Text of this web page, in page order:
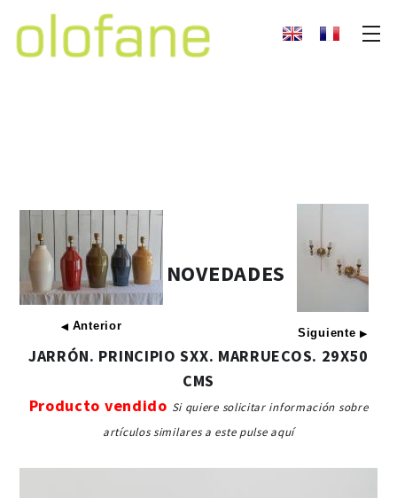
◀ Anterior
NOVEDADES
Siguiente▶
JARRÓN. PRINCIPIO SXX. MARRUECOS. 29X50
CMS
Producto vendido Si quiere solicitar información sobre
artículos similares a este pulse aquí